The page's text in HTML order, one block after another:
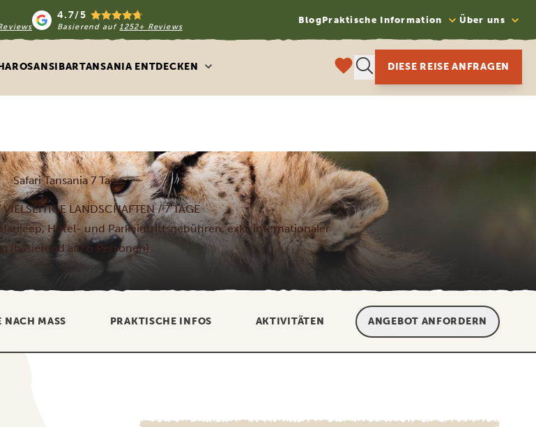
4.7/5
Basierend auf1252+ Reviews
BlogPraktische Information Über uns
SANSIBARTANSANIA ENTDECKEN DIESE REISE ANFRAGEN
Safari Tansania 7 Tage
LANDSCHAFTEN / 7 TAGE
Hotel- und Parkeintrittsgebühren, exkl. internationaler
(basierend auf 6 Personen)
NACH MASS PRAKTISCHE INFOS AKTIVITÄTEN ANGEBOT ANFORDERN